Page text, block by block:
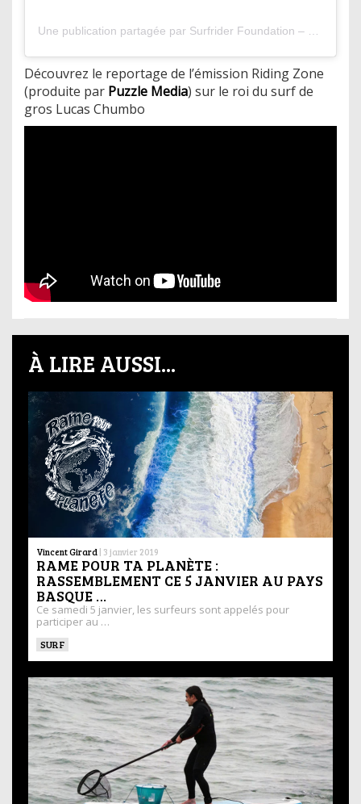
Découvrez le reportage de l’émission Riding Zone
(produite par Puzzle Media) sur le roi du surf de
gros Lucas Chumbo
À LIRE AUSSI...
Vincent Girard | 3 janvier 2019
RAME POUR TA PLANÈTE :
RASSEMBLEMENT CE 5 JANVIER AU PAYS
BASQUE …
Ce samedi 5 janvier, les surfeurs sont appelés pour
participer au …
SURF